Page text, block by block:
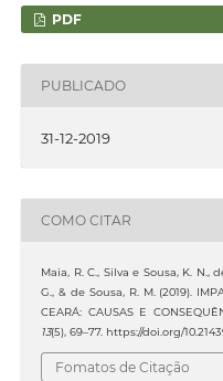
PDF
PUBLICADO
31-12-2019
COMO CITAR
Maia, R. C., Silva e Sousa, K. N.,
G., & de Sousa, R. M. (2019).
CEARÁ: CAUSAS E
13(5), 69–77. https://doi.org/
Fomatos de Citação